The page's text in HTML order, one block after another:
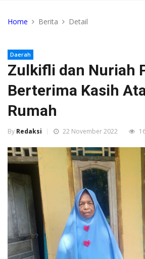
Home Berita Detail
Daerah
Zulkifli dan Nuriah
Berterima Kasih
Rumah
By Redaksi 22 November 2022